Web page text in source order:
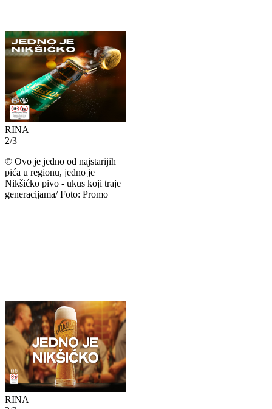
RINA
2/3
© Ovo je jedno od najstarijih
pića u regionu, jedno je
Nikšićko pivo - ukus koji traje
generacijama/ Foto: Promo
RINA